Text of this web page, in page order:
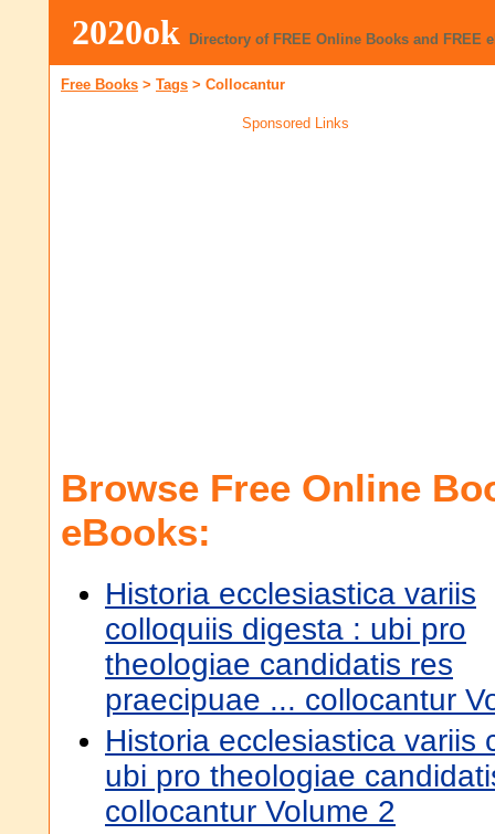
2020ok Directory of FREE Online Books and FREE
Free Books > Tags > Collocantur
Sponsored Links
Browse Free Online
eBooks:
Historia ecclesiastica variis
colloquiis digesta : ubi pro
theologiae candidatis res
praecipuae ... collocantur
Historia ecclesiastica variis
ubi pro theologiae
collocantur Volume 2